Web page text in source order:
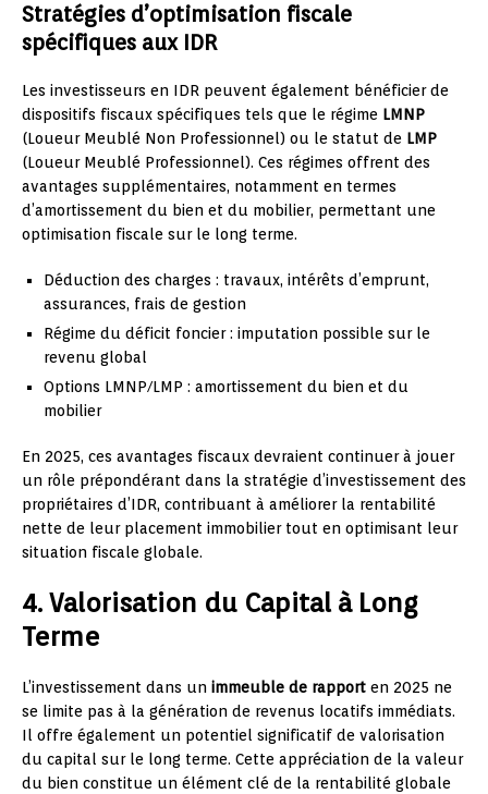
Stratégies d’optimisation fiscale
spécifiques aux IDR
Les investisseurs en IDR peuvent également bénéficier de
dispositifs fiscaux spécifiques tels que le régime LMNP
(Loueur Meublé Non Professionnel) ou le statut de LMP
(Loueur Meublé Professionnel). Ces régimes offrent des
avantages supplémentaires, notamment en termes
d’amortissement du bien et du mobilier, permettant une
optimisation fiscale sur le long terme.
Déduction des charges : travaux, intérêts d’emprunt,
assurances, frais de gestion
Régime du déficit foncier : imputation possible sur le
revenu global
Options LMNP/LMP : amortissement du bien et du
mobilier
En 2025, ces avantages fiscaux devraient continuer à jouer
un rôle prépondérant dans la stratégie d’investissement des
propriétaires d’IDR, contribuant à améliorer la rentabilité
nette de leur placement immobilier tout en optimisant leur
situation fiscale globale.
4. Valorisation du Capital à Long
Terme
L’investissement dans un immeuble de rapport en 2025 ne
se limite pas à la génération de revenus locatifs immédiats.
Il offre également un potentiel significatif de valorisation
du capital sur le long terme. Cette appréciation de la valeur
du bien constitue un élément clé de la rentabilité globale